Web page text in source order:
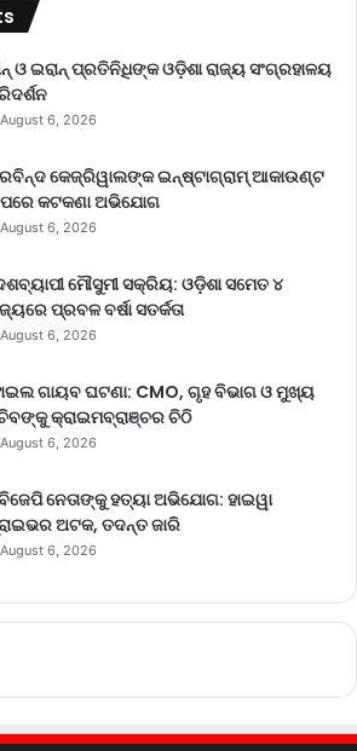
ଓ ଇରାନ୍ ପ୍ରତିନିଧିଙ୍କ ଓଡ଼ିଶା ରାଜ୍ୟ ସଂଗ୍ରହାଳୟ
August 6, 2026
କେଜ୍ରିୱାଲଙ୍କ ଇନ୍‌ଷ୍ଟାଗ୍ରାମ୍ ଆକାଉଣ୍ଟ
କଟକଣା ଅଭିଯୋଗ
August 6, 2026
ମୌସୁମୀ ସକ୍ରିୟ: ଓଡ଼ିଶା ସମେତ ୪
ପ୍ରବଳ ବର୍ଷା ସତର୍କତା
August 6, 2026
ଗାୟବ ଘଟଣା: CMO, ଗୃହ ବିଭାଗ ଓ ମୁଖ୍ୟ
କ୍ରାଇମବ୍ରାଞ୍ଚର ଚିଠି
August 6, 2026
ନେତାଙ୍କୁ ହତ୍ୟା ଅଭିଯୋଗ: ହାଇୱା
ଅଟକ, ତଦନ୍ତ ଜାରି
August 6, 2026